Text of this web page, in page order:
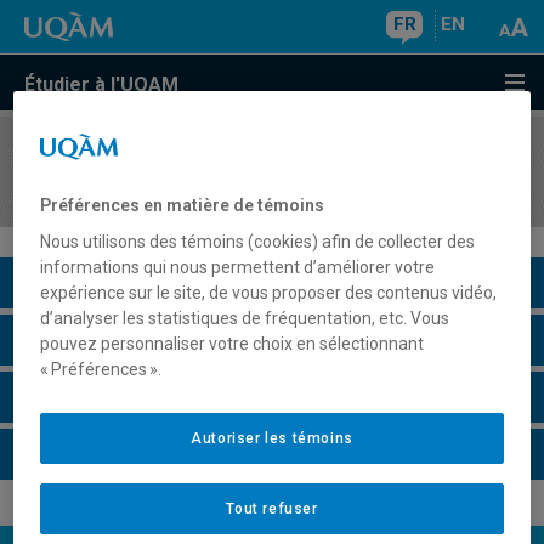
FR EN
Étudier à l'UQAM
COURS//
Description du cours
Horaire - Été 2026
Préférences en matière de témoins
Nous utilisons des témoins (cookies) afin de collecter des
informations qui nous permettent d’améliorer votre
expérience sur le site, de vous proposer des contenus vidéo,
d’analyser les statistiques de fréquentation, etc. Vous
pouvez personnaliser votre choix en sélectionnant
« Préférences ».
Tout refuser
Autoriser les témoins